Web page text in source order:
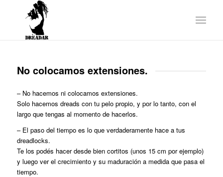
No colocamos extensiones.
– No hacemos ni colocamos extensiones.
Solo hacemos dreads con tu pelo propio, y por lo tanto, con el
largo que tengas al momento de hacerlos.
– El paso del tiempo es lo que verdaderamente hace a tus
dreadlocks.
Te los podés hacer desde bien cortitos (unos 15 cm por ejemplo)
y luego ver el crecimiento y su maduración a medida que pasa el
tiempo.